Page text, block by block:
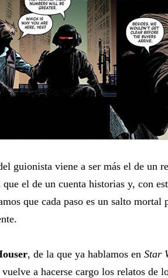
guionista viene a ser más el de un
el de un cuenta historias y, con
que cada paso es un salto mortal
, de la que ya hablamos en Star
vuelve a hacerse cargo los relatos de